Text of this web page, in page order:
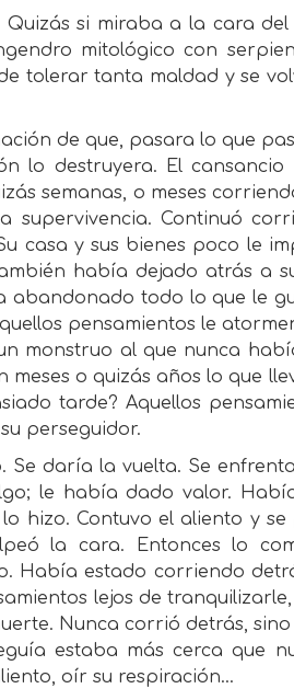
Quizás si miraba a la cara
mitológico con
tolerar tanta maldad y se
de que, pasara lo que
lo destruyera. El
semanas, o meses
supervivencia. Continuó
casa y sus bienes poco le
había dejado atrás a
abandonado todo lo que le
pensamientos le
monstruo al que nunca
meses o quizás años lo que
tarde? Aquellos
perseguidor.
Se daría la vuelta. Se
le había dado valor.
hizo. Contuvo el aliento y
la cara. Entonces lo
Había estado corriendo
lejos de
Nunca corrió detrás,
estaba más cerca que
oír su respiración…